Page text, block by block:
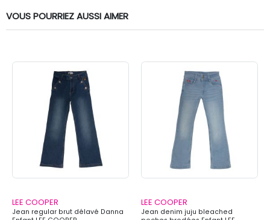
VOUS POURRIEZ AUSSI AIMER
LEE COOPER
Jean regular brut délavé Danna
LEE COOPER
Jean denim juju bleached